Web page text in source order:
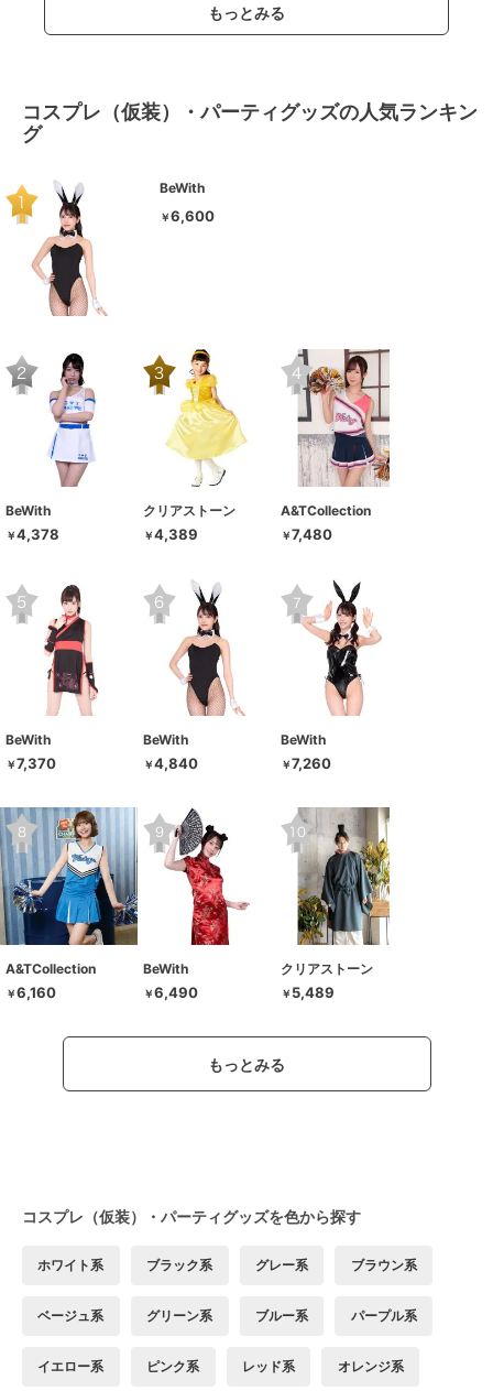
もっとみる
コスプレ（仮装）・パーティグッズの人気ランキン
グ
BeWith
￥6,600
BeWith
￥4,378
クリアストーン
￥4,389
A&TCollection
￥7,480
BeWith
￥7,370
BeWith
￥4,840
BeWith
￥7,260
A&TCollection
￥6,160
BeWith
￥6,490
クリアストーン
￥ 5,489
もっとみる
コスプレ（仮装）・パーティグッズを色から探す
ホワイト系 ブラック系 グレー系 ブラウン系
ベージュ系 グリーン系 ブルー系 パープル系
イエロー系 ピンク系 レッド系 オレンジ系